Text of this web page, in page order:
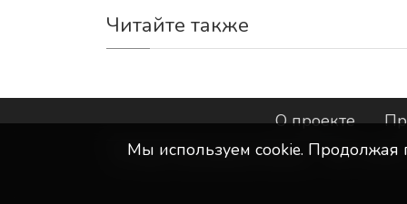
Читайте также
О проекте
©ООО "Интернет-Курск"- Все
Мы используем сookie. Продолжая